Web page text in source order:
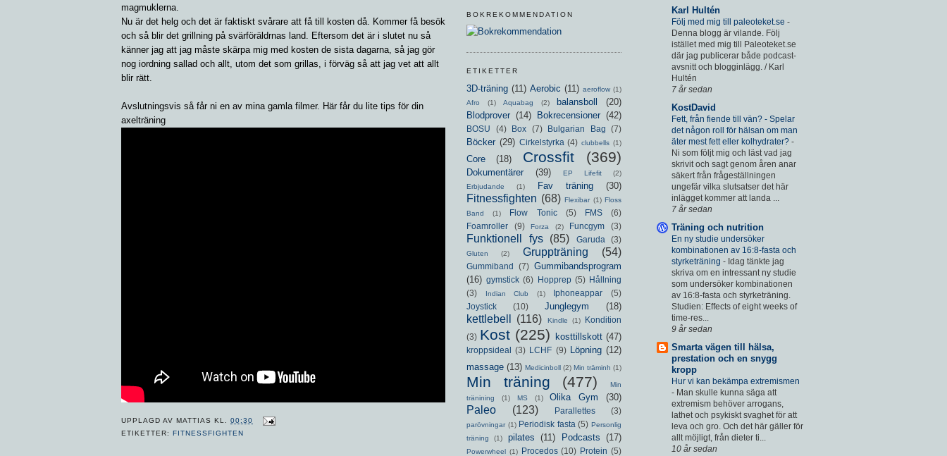
magmuklerna.
Nu är det helg och det är faktiskt svårare att få till kosten då. Kommer få besök
och så blir det grillning på svärföräldrnas land. Eftersom det är i slutet nu så
känner jag att jag måste skärpa mig med kosten de sista dagarna, så jag gör
nog iordning sallad och allt, utom det som grillas, i förväg så att jag vet att allt
blir rätt.
Avslutningsvis så får ni en av mina gamla filmer. Här får du lite tips för din
axelträning
UPPLAGD AVMATTIAS KL.00:30
ETIKETTER:FITNESSFIGHTEN
Karl Hultén
Följ med mig till paleoteket.se -
Denna blogg är vilande. Följ
istället med mig till Paleoteket.se
där jag publicerar både podcast-
avsnitt och blogginlägg. / Karl
Hultén
7 år sedan
KostDavid
Fett, från fiende till vän? - Spelar
det någon roll för hälsan om man
äter mest fett eller kolhydrater? -
Ni som följt mig och läst vad jag
skrivit och sagt genom åren anar
säkert från frågeställningen
ungefär vilka slutsatser det här
inlägget kommer att landa ...
7 år sedan
Träning och nutrition
En ny studie undersöker
kombinationen av 16:8-fasta och
styrketräning - Idag tänkte jag
skriva om en intressant ny studie
som undersöker kombinationen
av 16:8-fasta och styrketräning.
Studien: Effects of eight weeks of
time-res...
9 år sedan
Smarta vägen till hälsa,
prestation och en snygg
kropp
Hur vi kan bekämpa extremismen
- Man skulle kunna säga att
extremism behöver arrogans,
lathet och psykiskt svaghet för att
leva och gro. Och det här gäller för
allt möjligt, från dieter ti...
10 år sedan
BOKREKOMMENDATION
ETIKETTER
3D-träning (11) Aerobic (11) aeroflow (1)
Afro
(1) Aquabag (2) balansboll
(20)
Blodprover (14) Bokrecensioner (42)
BOSU (4) Box (7) Bulgarian Bag (7)
Böcker (29) Cirkelstyrka (4) clubbells (1)
Core (18) Crossfit (369)
Dokumentärer (39) EP Lifefit
(2)
Erbjudande
(1) Fav träning (30)
Fitnessfighten (68) Flexibar (1) Floss
Band
(1) Flow Tonic (5) FMS
(6)
Foamroller
(9) Forza (2) Funcgym (3)
Funktionell fys (85) Garuda (3)
Gluten (2) Gruppträning (54)
Gummiband (7) Gummibandsprogram
(16) gymstick (6) Hopprep (5) Hållning
(3)
Indian Club (1) Iphoneappar
(5)
Joystick
(10) Junglegym (18)
kettlebell (116) Kindle (1)
Kondition
(3) Kost (225) kosttillskott (47)
kroppsideal (3) LCHF (9) Löpning (12)
massage (13) Medicinboll (2) Min träminh (1)
Min träning (477)
Min
tränining
(1) MS (1) Olika Gym (30)
Paleo (123) Parallettes (3)
parövningar (1) Periodisk fasta (5) Personlig
träning
(1) pilates (11) Podcasts (17)
Powerwheel (1) Procedos (10) Protein (5)